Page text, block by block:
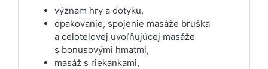
význam hry a dotyku,
opakovanie, spojenie masáže bruška
a celotelovej uvoľňujúcej masáže
s bonusovými hmatmi,
masáž s riekankami,